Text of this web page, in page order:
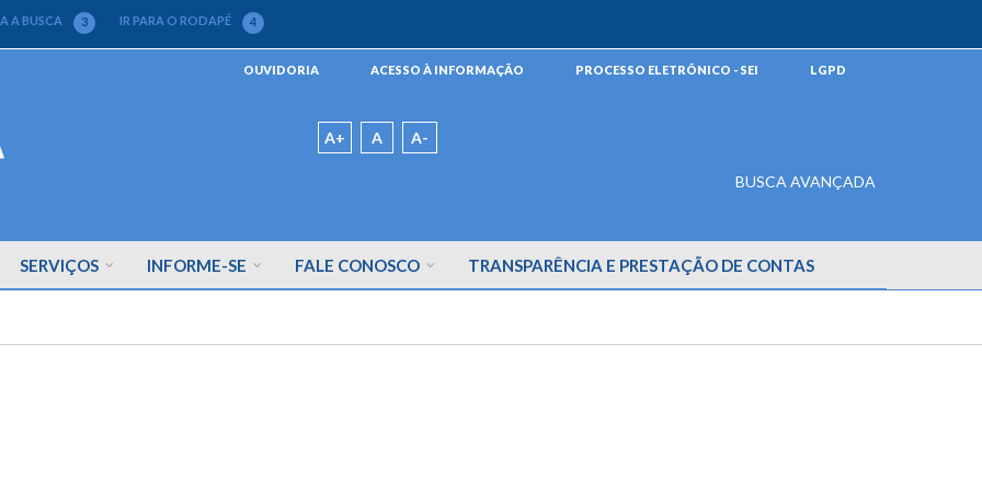
A BUSCA 3 IR PARA O RODAPÉ 4
OUVIDORIA ACESSO À INFORMAÇÃO PROCESSO ELETRÔNICO - SEI LGPD
A+ A A-
BUSCA AVANÇADA
SERVIÇOS INFORME-SE FALE CONOSCO TRANSPARÊNCIA E PRESTAÇÃO DE CONTAS